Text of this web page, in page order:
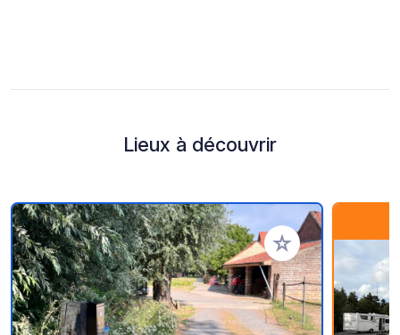
Lieux à découvrir
Ajouter à vos